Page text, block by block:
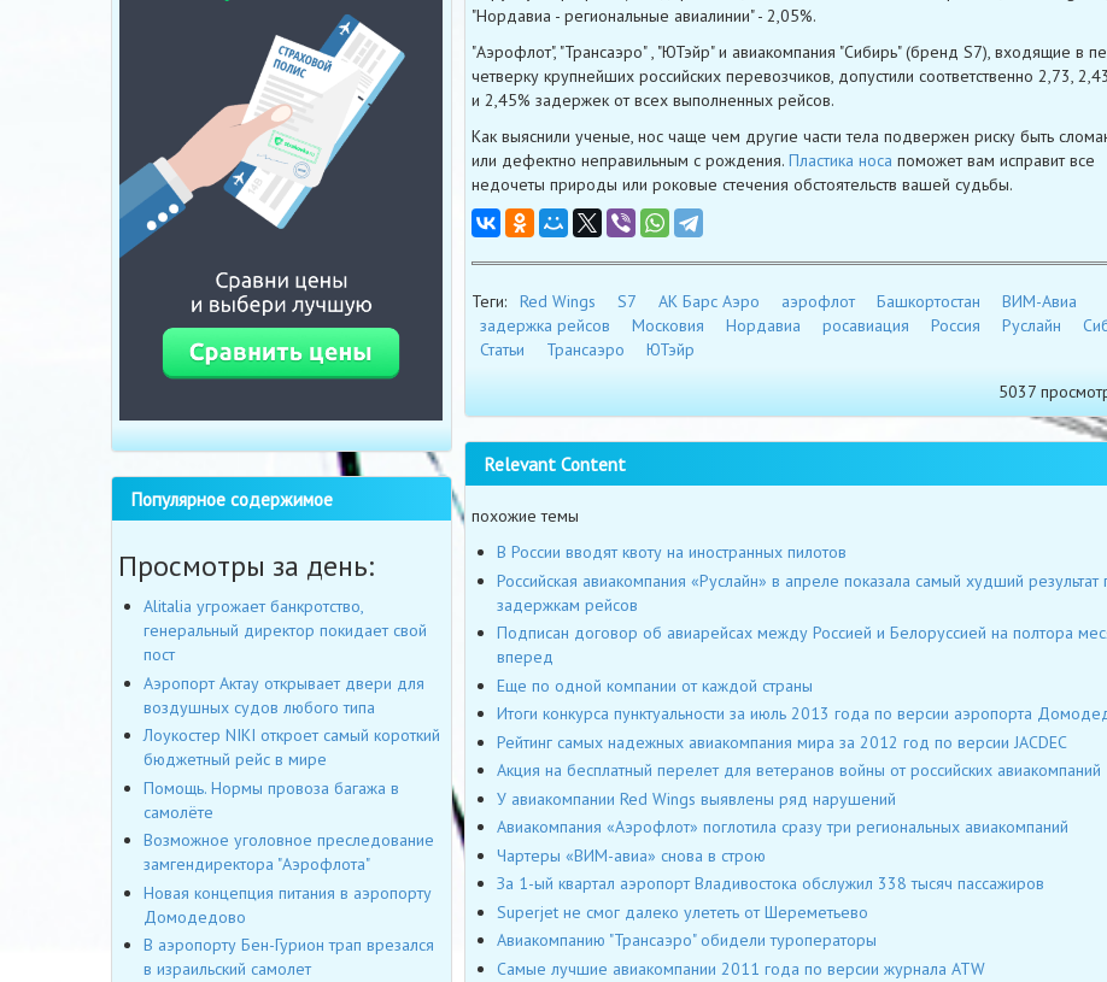
"Нордавиа - региональные авиалинии" - 2,05%.
"Аэрофлот", "Трансаэро" , "ЮТэйр" и авиакомпания "Сибирь" (бренд S7), входящие в
четверку крупнейших российских перевозчиков, допустили соответственно 2,73,
и 2,45% задержек от всех выполненных рейсов.
Как выяснили ученые, нос чаще чем другие части тела подвержен риску быть
или дефектно неправильным с рождения. Пластика носа поможет вам исправит все
недочеты природы или роковые стечения обстоятельств вашей судьбы.
Теги: Red Wings S7 АК Барс Аэро аэрофлот Башкортостан
ВИМ-Авиа
задержка рейсов
Московия Нордавиа росавиация Россия Руслайн
Статьи
Трансаэро
ЮТэйр
5037
Relevant Content
похожие темы
В России вводят квоту на иностранных пилотов
Российская авиакомпания «Руслайн» в апреле показала самый худший результат
задержкам рейсов
Подписан договор об авиарейсах между Россией и Белоруссией на полтора
вперед
Еще по одной компании от каждой страны
Итоги конкурса пунктуальности за июль 2013 года по версии аэропорта
Рейтинг самых надежных авиакомпания мира за 2012 год по версии JACDEC
Акция на бесплатный перелет для ветеранов войны от российских авиакомпаний
У авиакомпании Red Wings выявлены ряд нарушений
Авиакомпания «Аэрофлот» поглотила сразу три региональных авиакомпаний
Чартеры «ВИМ-авиа» снова в строю
За 1-ый квартал аэропорт Владивостока обслужил 338 тысяч пассажиров
Superjet не смог далеко улететь от Шереметьево
Авиакомпанию "Трансаэро" обидели туроператоры
Самые лучшие авиакомпании 2011 года по версии журнала ATW
Популярное содержимое
Просмотры за день:
Alitalia угрожает банкротство,
генеральный директор покидает свой
пост
Аэропорт Актау открывает двери для
воздушных судов любого типа
Лоукостер NIKI откроет самый короткий
бюджетный рейс в мире
Помощь. Нормы провоза багажа в
самолёте
Возможное уголовное преследование
замгендиректора "Аэрофлота"
Новая концепция питания в аэропорту
Домодедово
В аэропорту Бен-Гурион трап врезался
в израильский самолет